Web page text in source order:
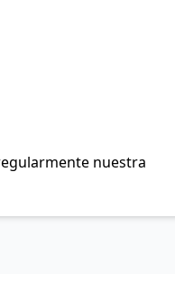
nuestra